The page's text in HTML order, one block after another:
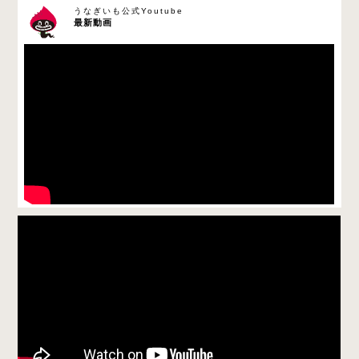
最新動画
うなぎいも公式Youtube